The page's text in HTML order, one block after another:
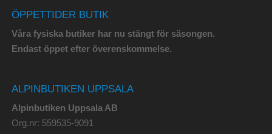
ÖPPETTIDER BUTIK
Våra fysiska butiker har nu stängt för säsongen.
Endast öppet efter överenskommelse.
ALPINBUTIKEN UPPSALA
Alpinbutiken Uppsala AB
Org.nr: 559535-9091